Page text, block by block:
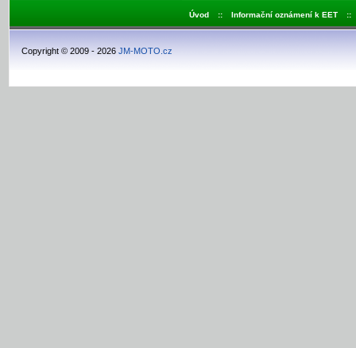
Úvod :: Informační oznámení k EET ::
Copyright © 2009 - 2026 JM-MOTO.cz